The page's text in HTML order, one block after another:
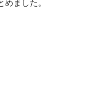
めました。